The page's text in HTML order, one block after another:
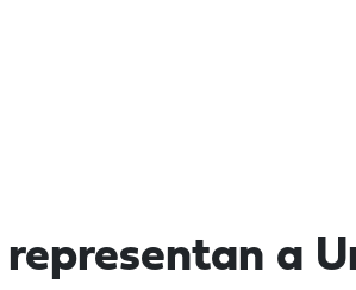
representan a